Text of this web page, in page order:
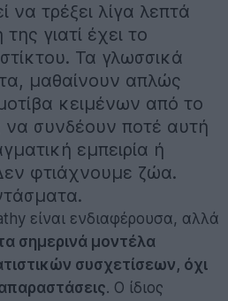
να τρέξει λίγα λεπτά
γιατί έχει το
Τα γλωσσικά
μαθαίνουν απλώς
κειμένων από το
να συνδέουν ποτέ αυτή
εμπειρία ή
φτιάχνουμε ζώα.
είναι ενδιαφέρουσα, αλλά
σημερινά μοντέλα
συσχετίσεων, όχι
. Ο ίδιος